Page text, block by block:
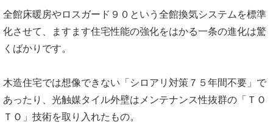
全館床暖房やロスガード９０という全館換気システムを標準
化させて、ますます住宅性能の強化をはかる一条の進化は驚
くばかりです。
木造住宅では想像できない「シロアリ対策７５年間不要」で
あったり、光触媒タイル外壁はメンテナンス性抜群の「ＴＯ
ＴＯ」技術を取り入れたもの。